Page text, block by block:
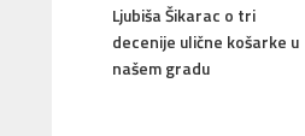
Ljubiša Šikarac o tri
decenije ulične košarke u
našem gradu